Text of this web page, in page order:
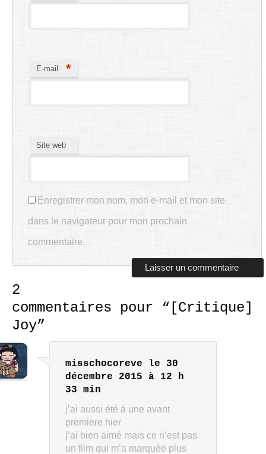
E-mail *
Site web
Enregistrer mon nom, mon e-mail et mon site
dans le navigateur pour mon prochain
commentaire.
2
commentaires pour “ [Critique]
Joy”
misschocoreve
le 30
décembre 2015 à 12 h
33 min
j’ai aussi été à une avant
premiere hier
j’ai bien aimé mais ce n’est pas
un film qui m’a marquée plus